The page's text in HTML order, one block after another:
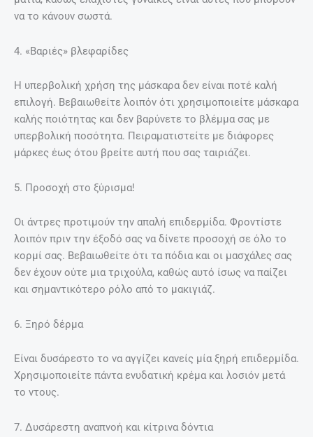
να το κάνουν σωστά.
4. «Βαριές» βλεφαρίδες
Η υπερβολική χρήση της μάσκαρα δεν είναι ποτέ καλή
επιλογή. Βεβαιωθείτε λοιπόν ότι χρησιμοποιείτε μάσκαρα
καλής ποιότητας και δεν βαρύνετε το βλέμμα σας με
υπερβολική ποσότητα. Πειραματιστείτε με διάφορες
μάρκες έως ότου βρείτε αυτή που σας ταιριάζει.
5. Προσοχή στο ξύρισμα!
Οι άντρες προτιμούν την απαλή επιδερμίδα. Φροντίστε
λοιπόν πριν την έξοδό σας να δίνετε προσοχή σε όλο το
κορμί σας. Βεβαιωθείτε ότι τα πόδια και οι μασχάλες σας
δεν έχουν ούτε μια τριχούλα, καθώς αυτό ίσως να παίζει
και σημαντικότερο ρόλο από το μακιγιάζ.
6. Ξηρό δέρμα
Είναι δυσάρεστο το να αγγίζει κανείς μία ξηρή επιδερμίδα.
Χρησιμοποιείτε πάντα ενυδατική κρέμα και λοσιόν μετά
το ντους.
7. Δυσάρεστη αναπνοή και κίτρινα δόντια